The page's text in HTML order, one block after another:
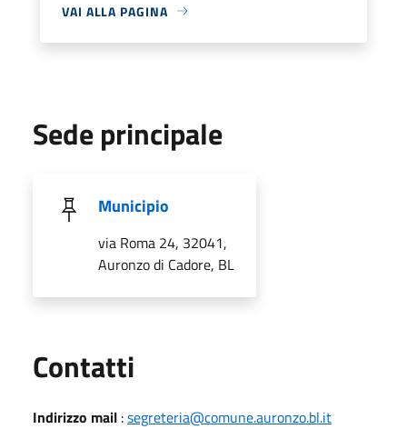
VAI ALLA PAGINA
Sede principale
Municipio
via Roma 24, 32041,
Auronzo di Cadore, BL
Contatti
Indirizzo mail :segreteria@comune.auronzo.bl.it